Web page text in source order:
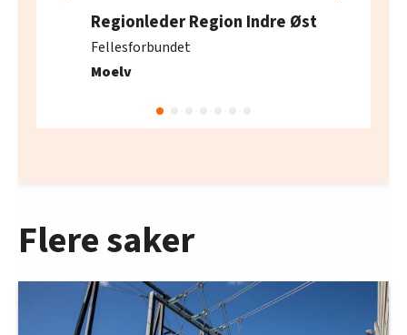
Regionleder Region Indre Øst
Fellesforbundet
Moelv
Flere saker